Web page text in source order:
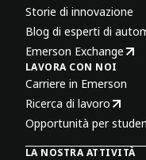
Storie di innovazione
Blog di esperti di
Emerson Exchange
LAVORA CON NOI
Carriere in Emerson
Ricerca di lavoro
Opportunità per
LA NOSTRA ATTIVITÀ